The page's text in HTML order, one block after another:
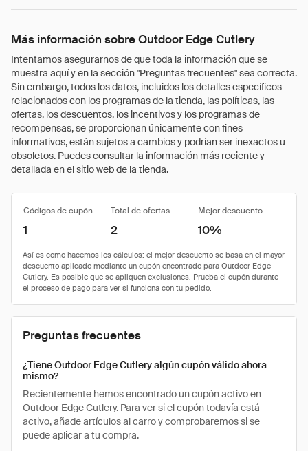
Más información sobre Outdoor Edge Cutlery
Intentamos asegurarnos de que toda la información que se
muestra aquí y en la sección "Preguntas frecuentes" sea correcta.
Sin embargo, todos los datos, incluidos los detalles específicos
relacionados con los programas de la tienda, las políticas, las
ofertas, los descuentos, los incentivos y los programas de
recompensas, se proporcionan únicamente con fines
informativos, están sujetos a cambios y podrían ser inexactos u
obsoletos. Puedes consultar la información más reciente y
detallada en el sitio web de la tienda.
Códigos de cupón Total de ofertas Mejor descuento
1 2 10%
Preguntas frecuentes
¿Tiene Outdoor Edge Cutlery algún cupón válido ahora
mismo?
Recientemente hemos encontrado un cupón activo en
Outdoor Edge Cutlery. Para ver si el cupón todavía está
activo, añade artículos al carro y comprobaremos si se
puede aplicar a tu compra.